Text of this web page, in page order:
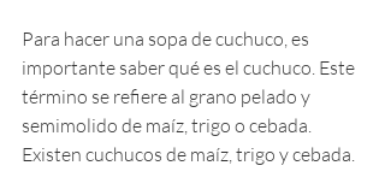
Para hacer una sopa de cuchuco, es
importante saber qué es el cuchuco. Este
término se refiere al grano pelado y
semimolido de maíz, trigo o cebada.
Existen cuchucos de maíz, trigo y cebada.